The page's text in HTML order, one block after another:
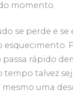
momento.
se perde e se
esquecimento.
rápido
tempo talvez
mesmo uma